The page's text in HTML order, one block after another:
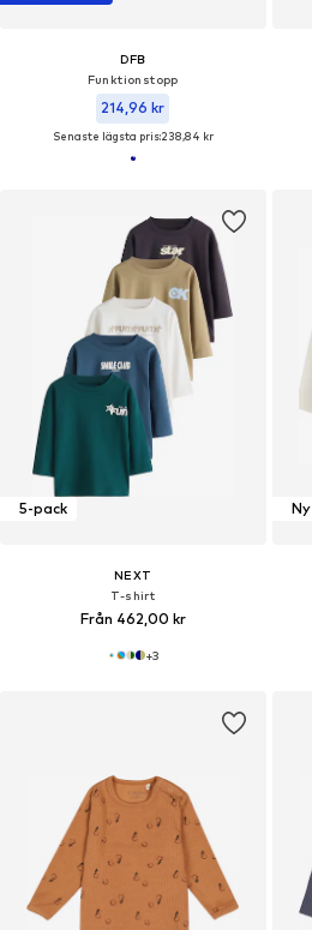
DFB
Funktionstopp
214,96 kr
Senaste lägsta pris:238,84 kr
5-pack
NEXT
T-shirt
Från 462,00 kr
+3
Ny